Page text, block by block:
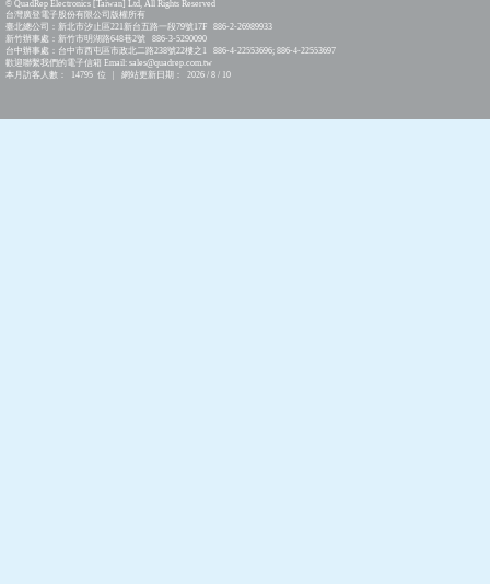
© QuadRep Electronics [Taiwan] Ltd, All Rights Reserved
台灣廣登電子股份有限公司版權所有
臺北總公司：新北市汐止區221新台五路一段79號17F 886-2-26989933
新竹辦事處：新竹市明湖路648巷2號 886-3-5290090
台中辦事處：台中市西屯區市政北二路238號22樓之1 886-4-22553696; 886-4-22553697
歡迎聯繫我們的電子信箱 Email: sales@quadrep.com.tw
本月訪客人數： 14795 位 | 網站更新日期： 2026 / 8 / 10